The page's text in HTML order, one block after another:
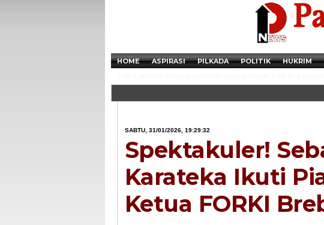
HOME ASPIRASI PILKADA POLITIK HUKRIM
SABTU, 31/01/2026, 19:29:32
Spektakuler!
Karateka Ikuti
Ketua FORKI